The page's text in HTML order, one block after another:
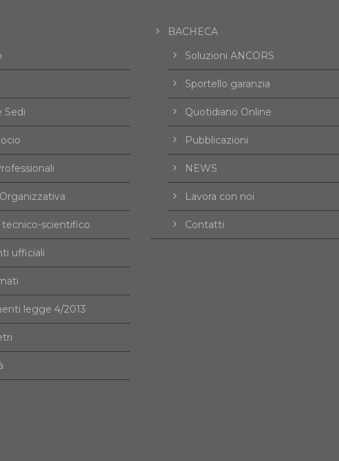
Sedi
scientifico
ufficiali
legge 4/2013
BACHECA
Soluzioni ANCORS
Sportello garanzia
Quotidiano Online
Pubblicazioni
NEWS
Lavora con noi
Contatti